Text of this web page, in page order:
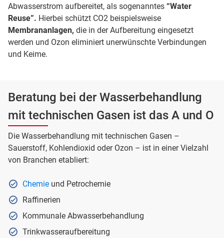
Abwasserstrom aufbereitet, als sogenanntes “Water
Reuse”. Hierbei schützt CO2 beispielsweise
Membrananlagen, die in der Aufbereitung eingesetzt
werden und Ozon eliminiert unerwünschte Verbindungen
und Keime.
Beratung bei der Wasserbehandlung
mit technischen Gasen ist das A und O
Die Wasserbehandlung mit technischen Gasen –
Sauerstoff, Kohlendioxid oder Ozon – ist in einer Vielzahl
von Branchen etabliert:
Chemie und Petrochemie
Raffinerien
Kommunale Abwasserbehandlung
Trinkwasseraufbereitung